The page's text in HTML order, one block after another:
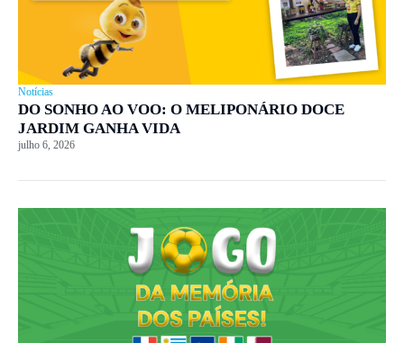
Notícias
DO SONHO AO VOO: O MELIPONÁRIO DOCE
JARDIM GANHA VIDA
julho 6, 2026